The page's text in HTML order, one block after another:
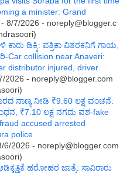
a minister: Grand
- 8/7/2026 - noreply@blogger.c
ಡಿಕ್ಕಿ: ಪತ್ರಿಕಾ ವಿತರಕನಿಗೆ ಗಾಯ,
Car collision near Anaveri:
distributor injured, driver
2026 - noreply@blogger.com
ನಾಣ್ಯ ನೀಡಿ ₹9.60 ಲಕ್ಷ ವಂಚನೆ:
₹7.10 ಲಕ್ಷ ನಗದು ವಶ-fake
accused arrested
police
6/2026 - noreply@blogger.com
ಹರೋಹರ ಜಾತ್ರೆ: ಸಾವಿರಾರು